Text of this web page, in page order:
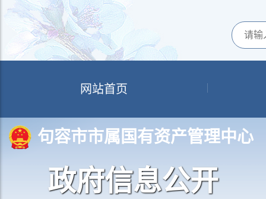
网站首页
句容市市属国有资产管理中心
政府信息公开